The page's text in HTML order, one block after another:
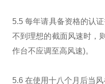
5.5 每年请具备资格的认
不到理想的截面风速时，
作台不应调至高风速)。
5.6 在使用十八个月后当